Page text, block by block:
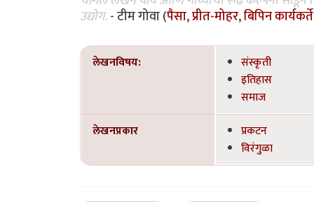
उद्योग.- टीम गोवा (पैसा,प्रीत-मोहर,बिपिन कार्यकर्ते
लेखनविषय:
संस्कृती
इतिहास
समाज
लेखनप्रकार
प्रकटन
विरंगुळा